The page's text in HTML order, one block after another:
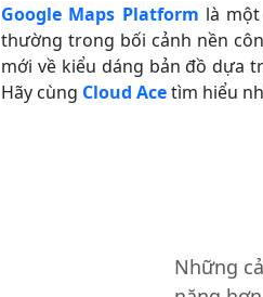
Google Maps Platform là
thường trong bối cảnh nền
mới về kiểu dáng bản đồ dựa
Hãy cùng Cloud Acetìm hiểu
Những